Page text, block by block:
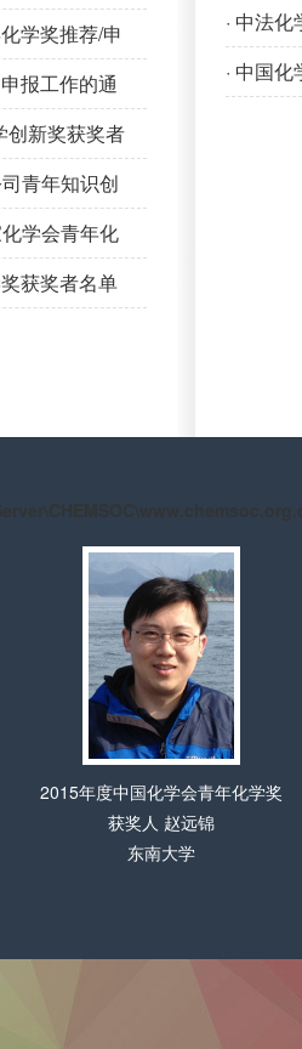
学奖推荐/申
报工作的通
创新奖获奖者
青年知识创
学会青年化
获奖者名单
· 中法
· 中国
on line
第十二届中国化学会-巴斯夫公
司青年知识创新奖
获奖人 曾杰